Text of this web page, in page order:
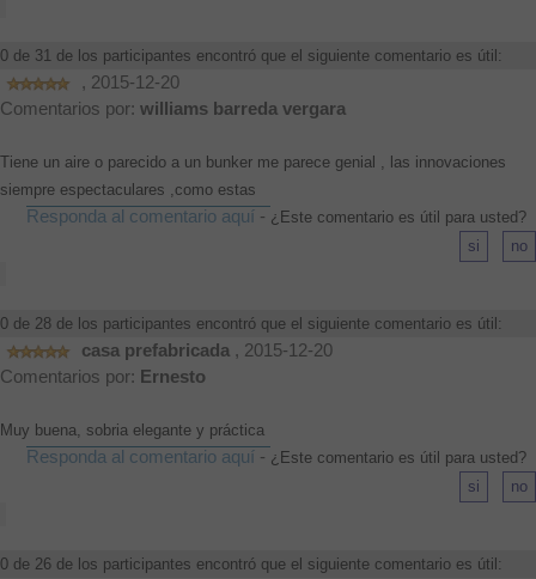
0 de 31 de los participantes encontró que el siguiente comentario es útil:
, 2015-12-20
Comentarios por: williams barreda vergara
Tiene un aire o parecido a un bunker me parece genial , las innovaciones
siempre espectaculares ,como estas
Responda al comentario aquí - ¿Este comentario es útil para usted?
0 de 28 de los participantes encontró que el siguiente comentario es útil:
casa prefabricada , 2015-12-20
Comentarios por: Ernesto
Muy buena, sobria elegante y práctica
Responda al comentario aquí - ¿Este comentario es útil para usted?
0 de 26 de los participantes encontró que el siguiente comentario es útil: